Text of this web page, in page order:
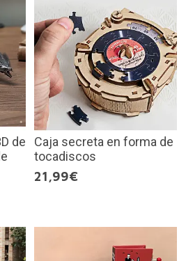
de
Caja secreta en forma de
tocadiscos
21,99€